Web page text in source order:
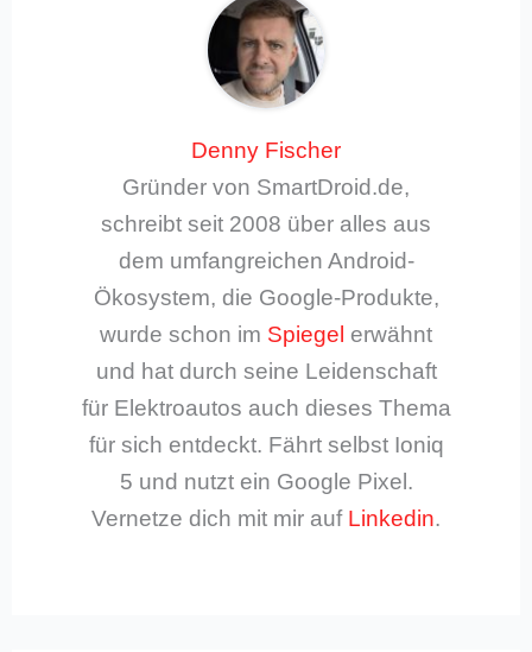
Denny Fischer
Gründer von SmartDroid.de,
schreibt seit 2008 über alles aus
dem umfangreichen Android-
Ökosystem, die Google-Produkte,
wurde schon im Spiegel erwähnt
und hat durch seine Leidenschaft
für Elektroautos auch dieses Thema
für sich entdeckt. Fährt selbst Ioniq
5 und nutzt ein Google Pixel.
Vernetze dich mit mir auf Linkedin.